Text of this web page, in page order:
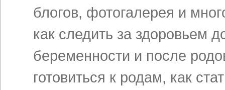
блогов, фотогалерея и
как следить за здоровьем
беременности и после
готовиться к родам, как